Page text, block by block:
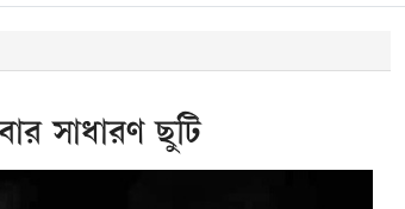
সাধারণ ছুটি